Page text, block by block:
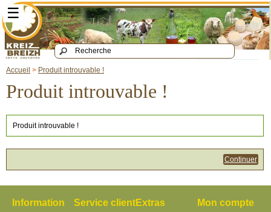
☰
Accueil > Produit introuvable !
Produit introuvable !
Produit introuvable !
Continuer
Information Service clientExtras Mon compte